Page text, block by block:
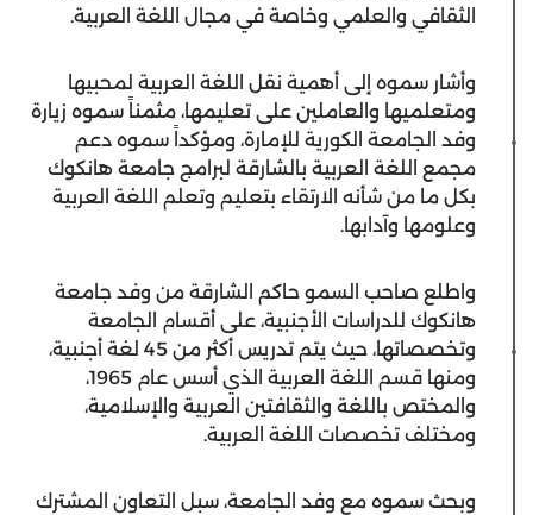
الثقافي والعلمي وخاصة في مجال اللغة العربية.
وأشار سموه إلى أهمية نقل اللغة العربية لمحبيها
ومتعلميها والعاملين على تعليمها، مثمناً سموه زيارة
وفد الجامعة الكورية للإمارة، ومؤكداً سموه دعم
مجمع اللغة العربية بالشارقة لبرامج جامعة هانكوك
بكل ما من شأنه الارتقاء بتعليم وتعلم اللغة العربية
وعلومها وآدابها.
واطلع صاحب السمو حاكم الشارقة من وفد جامعة
هانكوك للدراسات الأجنبية، على أقسام الجامعة
وتخصصاتها، حيث يتم تدريس أكثر من 45 لغة أجنبية،
ومنها قسم اللغة العربية الذي أسس عام 1965،
والمختص باللغة والثقافتين العربية والإسلامية،
ومختلف تخصصات اللغة العربية.
وبحث سموه مع وفد الجامعة، سبل التعاون المشترك